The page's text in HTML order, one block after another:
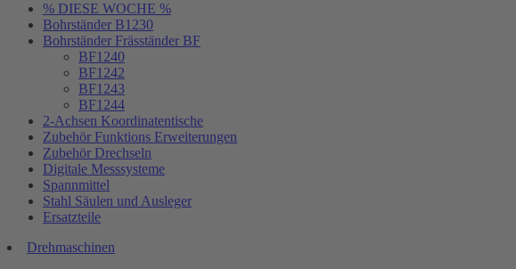
% DIESE WOCHE %
Bohrständer B1230
Bohrständer Fräsständer BF
BF1240
BF1242
BF1243
BF1244
2-Achsen Koordinatentische
Zubehör Funktions Erweiterungen
Zubehör Drechseln
Digitale Messsysteme
Spannmittel
Stahl Säulen und Ausleger
Ersatzteile
Drehmaschinen